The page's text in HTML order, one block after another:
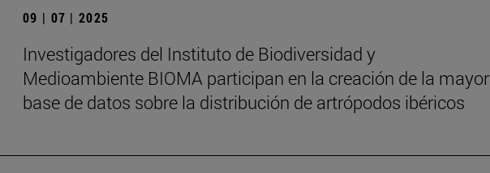
09 | 07 | 2025
Investigadores del Instituto de Biodiversidad y
Medioambiente BIOMA participan en la creación de la mayor
base de datos sobre la distribución de artrópodos ibéricos